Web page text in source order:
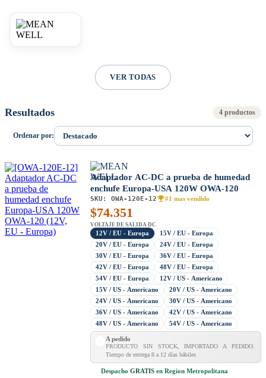
VER TODAS
Resultados 4 productos
Ordenar por:
Adaptador AC-DC a prueba de humedad
enchufe Europa-USA 120W OWA-120
SKU: OWA-120E-12 #1 mas vendido
$74.351
VOLTAJE DE SALIDA DC
12V / EU - Europa
15V / EU - Europa
20V / EU - Europa
24V / EU - Europa
30V / EU - Europa
36V / EU - Europa
42V / EU - Europa
48V / EU - Europa
54V / EU - Europa
12V / US - Americano
15V / US - Americano
20V / US - Americano
24V / US - Americano
30V / US - Americano
36V / US - Americano
42V / US - Americano
48V / US - Americano
54V / US - Americano
A pedido
PRODUCTO SIN STOCK, IMPORTADO A PEDIDO.
Tiempo de entrega 8 a 12 días hábiles
Despacho GRATIS en Region Metropolitana